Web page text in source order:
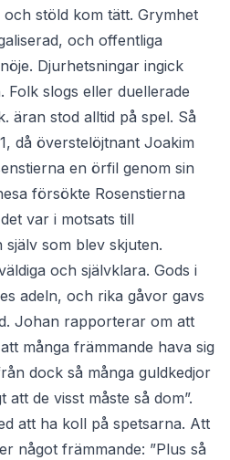
stöld kom tätt. Grymhet
och offentliga
Djurhetsningar ingick
Folk slogs eller duellerade
äran stod alltid på spel. Så
då överstelöjtnant Joakim
en örfil genom sin
försökte Rosenstierna
var i motsats till
som blev skjuten.
och självklara. Gods i
adeln, och rika gåvor gavs
Johan rapporterar om att
många främmande hava sig
dock så många guldkedjor
de visst måste så dom”.
att ha koll på spetsarna. Att
något främmande: ”Plus så